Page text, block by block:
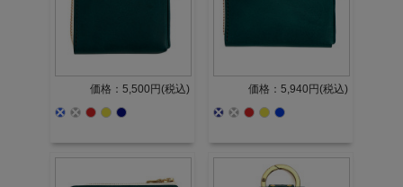
価格：5,500円(税込) 価格：5,940円(税込)